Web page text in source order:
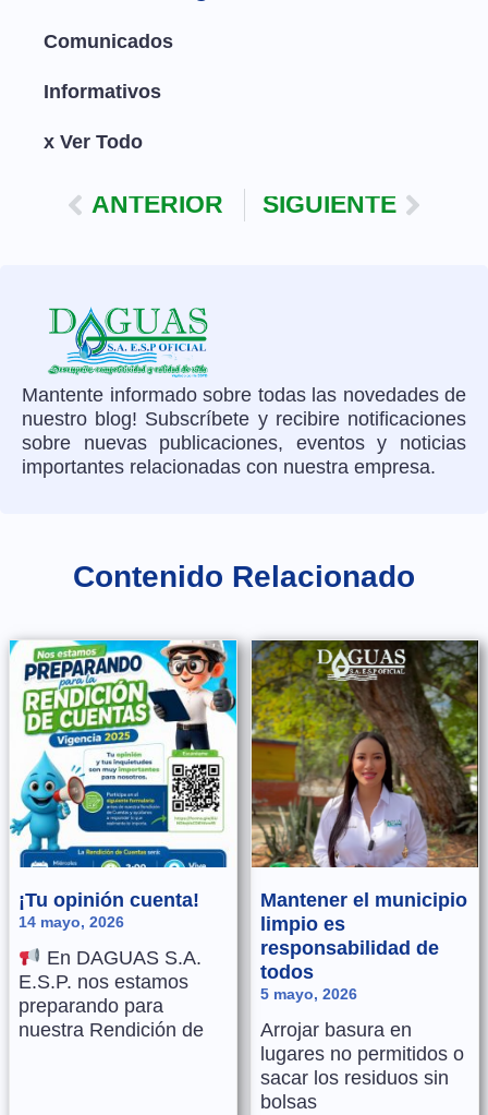
Comunicados
Informativos
x Ver Todo
ANTERIOR SIGUIENTE
Mantente informado sobre todas las novedades de
nuestro blog! Subscríbete y recibire notificaciones
sobre nuevas publicaciones, eventos y noticias
importantes relacionadas con nuestra empresa.
Contenido Relacionado
¡Tu opinión cuenta!
14 mayo, 2026
En DAGUAS S.A.
E.S.P. nos estamos
preparando para
nuestra Rendición de
Mantener el municipio
limpio es
responsabilidad de
todos
5 mayo, 2026
Arrojar basura en
lugares no permitidos o
sacar los residuos sin
bolsas